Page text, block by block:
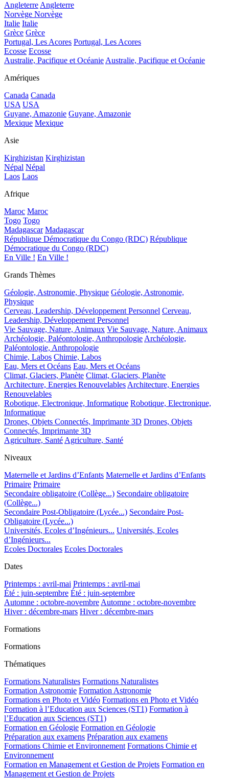
AngleterreAngleterre
Norvège Norvège
Italie Italie
Grèce Grèce
Portugal, Les Acores Portugal, Les Acores
Ecosse Ecosse
Australie, Pacifique et OcéanieAustralie, Pacifique et Océanie
Amériques
Canada Canada
USA USA
Guyane, Amazonie Guyane, Amazonie
Mexique Mexique
Asie
Kirghizistan Kirghizistan
Népal Népal
Laos Laos
Afrique
Maroc Maroc
Togo Togo
Madagascar Madagascar
République Démocratique du Congo (RDC) République
Démocratique du Congo (RDC)
En Ville ! En Ville !
Grands Thèmes
Géologie, Astronomie, Physique Géologie, Astronomie,
Physique
Cerveau, Leadership, Développement Personnel Cerveau,
Leadership, Développement Personnel
Vie Sauvage, Nature, Animaux Vie Sauvage, Nature, Animaux
Archéologie, Paléontologie, AnthropologieArchéologie,
Paléontologie, Anthropologie
Chimie, Labos Chimie, Labos
Eau, Mers et Océans Eau, Mers et Océans
Climat, Glaciers, Planète Climat, Glaciers, Planète
Architecture, Energies RenouvelablesArchitecture, Energies
Renouvelables
Robotique, Electronique, Informatique Robotique, Electronique,
Informatique
Drones, Objets Connectés, Imprimante 3D Drones, Objets
Connectés, Imprimante 3D
Agriculture, SantéAgriculture, Santé
Niveaux
Maternelle et Jardins d’Enfants Maternelle et Jardins d’Enfants
Primaire Primaire
Secondaire obligatoire (Collège...) Secondaire obligatoire
(Collège...)
Secondaire Post-Obligatoire (Lycée...) Secondaire Post-
Obligatoire (Lycée...)
Universités, Ecoles d’Ingénieurs... Universités, Ecoles
d’Ingénieurs...
Ecoles Doctorales Ecoles Doctorales
Dates
Printemps : avril-mai Printemps : avril-mai
Été : juin-septembre Été : juin-septembre
Automne : octobre-novembreAutomne : octobre-novembre
Hiver : décembre-mars Hiver : décembre-mars
Formations
Formations
Thématiques
Formations Naturalistes Formations Naturalistes
Formation Astronomie Formation Astronomie
Formations en Photo et Vidéo Formations en Photo et Vidéo
Formation à l’Education aux Sciences (ST1) Formation à
l’Education aux Sciences (ST1)
Formation en Géologie Formation en Géologie
Préparation aux examens Préparation aux examens
Formations Chimie et Environnement Formations Chimie et
Environnement
Formation en Management et Gestion de Projets Formation en
Management et Gestion de Projets